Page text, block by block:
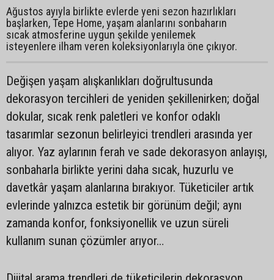
Ağustos ayıyla birlikte evlerde yeni sezon hazırlıkları
başlarken, Tepe Home, yaşam alanlarını sonbaharın
sıcak atmosferine uygun şekilde yenilemek
isteyenlere ilham veren koleksiyonlarıyla öne çıkıyor.
Değişen yaşam alışkanlıkları doğrultusunda
dekorasyon tercihleri de yeniden şekillenirken; doğal
dokular, sıcak renk paletleri ve konfor odaklı
tasarımlar sezonun belirleyici trendleri arasında yer
alıyor. Yaz aylarının ferah ve sade dekorasyon anlayışı,
sonbaharla birlikte yerini daha sıcak, huzurlu ve
davetkâr yaşam alanlarına bırakıyor. Tüketiciler artık
evlerinde yalnızca estetik bir görünüm değil; aynı
zamanda konfor, fonksiyonellik ve uzun süreli
kullanım sunan çözümler arıyor…